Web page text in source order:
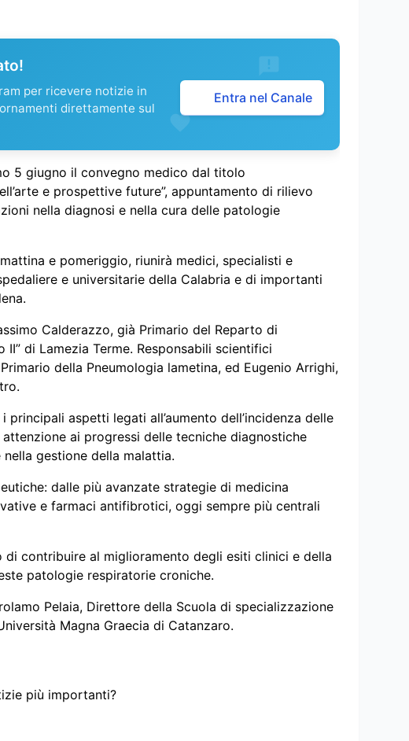
per ricevere notizie in
direttamente sul
Entra nel Canale
5 giugno il convegno medico dal titolo
e prospettive future”, appuntamento di rilievo
nella diagnosi e nella cura delle patologie
e pomeriggio, riunirà medici, specialisti e
e universitarie della Calabria e di importanti
Calderazzo, già Primario del Reparto di
II” di Lamezia Terme. Responsabili scientifici
della Pneumologia lametina, ed Eugenio Arrighi,
aspetti legati all’aumento dell’incidenza delle
ai progressi delle tecniche diagnostiche
gestione della malattia.
dalle più avanzate strategie di medicina
e farmaci antifibrotici, oggi sempre più centrali
contribuire al miglioramento degli esiti clinici e della
patologie respiratorie croniche.
Pelaia, Direttore della Scuola di specializzazione
Magna Graecia di Catanzaro.
più importanti?